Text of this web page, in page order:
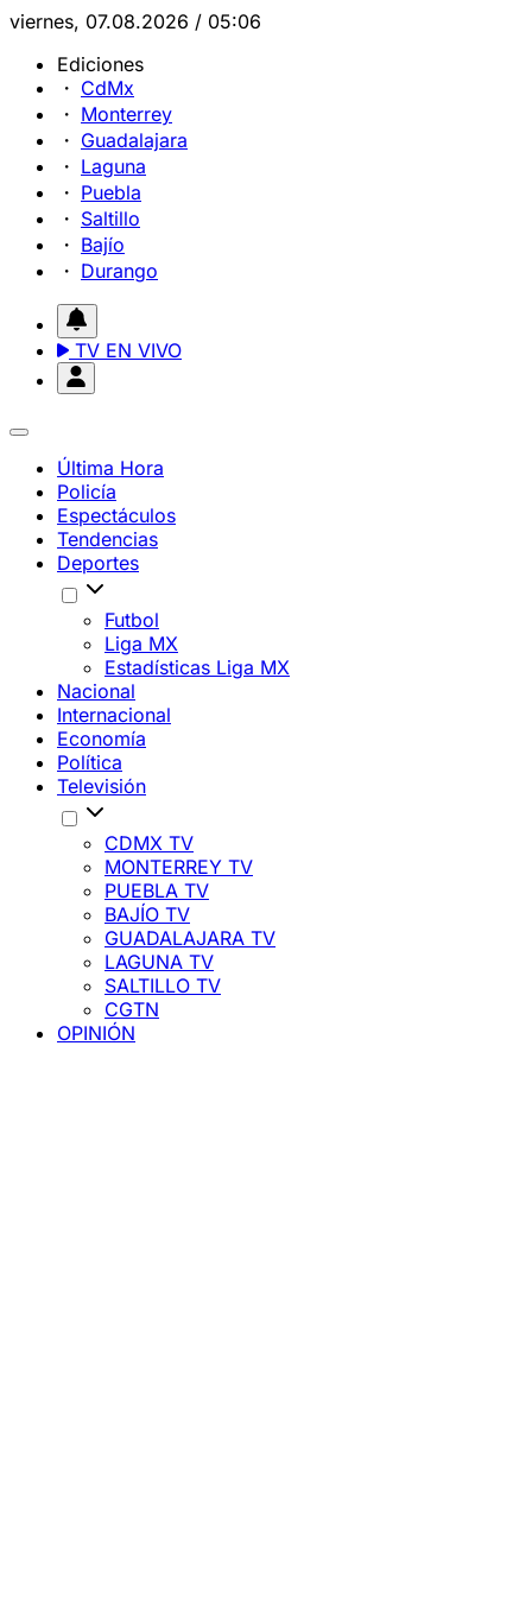
viernes, 07.08.2026 / 05:06
Ediciones
CdMx
Monterrey
Guadalajara
Laguna
Puebla
Saltillo
Bajío
Durango
TV EN VIVO
Última Hora
Policía
Espectáculos
Tendencias
Deportes
Futbol
Liga MX
Estadísticas Liga MX
Nacional
Internacional
Economía
Política
Televisión
CDMX TV
MONTERREY TV
PUEBLA TV
BAJÍO TV
GUADALAJARA TV
LAGUNA TV
SALTILLO TV
CGTN
OPINIÓN